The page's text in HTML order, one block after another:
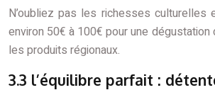
N’oubliez pas les richesses
environ 50€ à 100€ pour une
les produits régionaux.
3.3 l’équilibre parfait :